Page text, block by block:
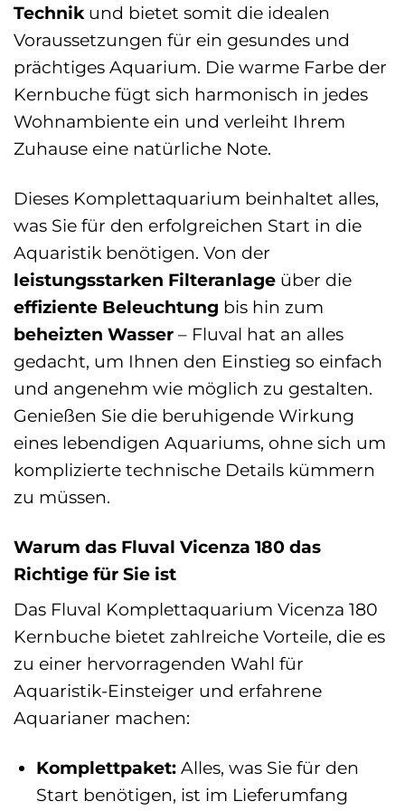
Technikund bietet somit die idealen
Voraussetzungen für ein gesundes und
prächtiges Aquarium. Die warme Farbe der
Kernbuche fügt sich harmonisch in jedes
Wohnambiente ein und verleiht Ihrem
Zuhause eine natürliche Note.
Dieses Komplettaquarium beinhaltet alles,
was Sie für den erfolgreichen Start in die
Aquaristik benötigen. Von der
leistungsstarken Filteranlage über die
effiziente Beleuchtung bis hin zum
beheizten Wasser – Fluval hat an alles
gedacht, um Ihnen den Einstieg so einfach
und angenehm wie möglich zu gestalten.
Genießen Sie die beruhigende Wirkung
eines lebendigen Aquariums, ohne sich um
komplizierte technische Details kümmern
zu müssen.
Warum das Fluval Vicenza 180 das
Richtige für Sie ist
Das Fluval Komplettaquarium Vicenza 180
Kernbuche bietet zahlreiche Vorteile, die es
zu einer hervorragenden Wahl für
Aquaristik-Einsteiger und erfahrene
Aquarianer machen:
Komplettpaket:Alles, was Sie für den
Start benötigen, ist im Lieferumfang